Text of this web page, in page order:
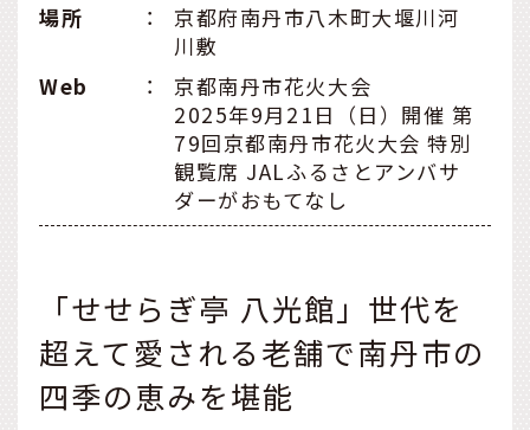
場所
：
京都府南丹市八木町大堰川河
川敷
Web
：
京都南丹市花火大会
2025年9月21日（日）開催 第
79回京都南丹市花火大会 特別
観覧席 JALふるさとアンバサ
ダーがおもてなし
「せせらぎ亭 八光館」世代を
超えて愛される老舗で南丹市の
四季の恵みを堪能